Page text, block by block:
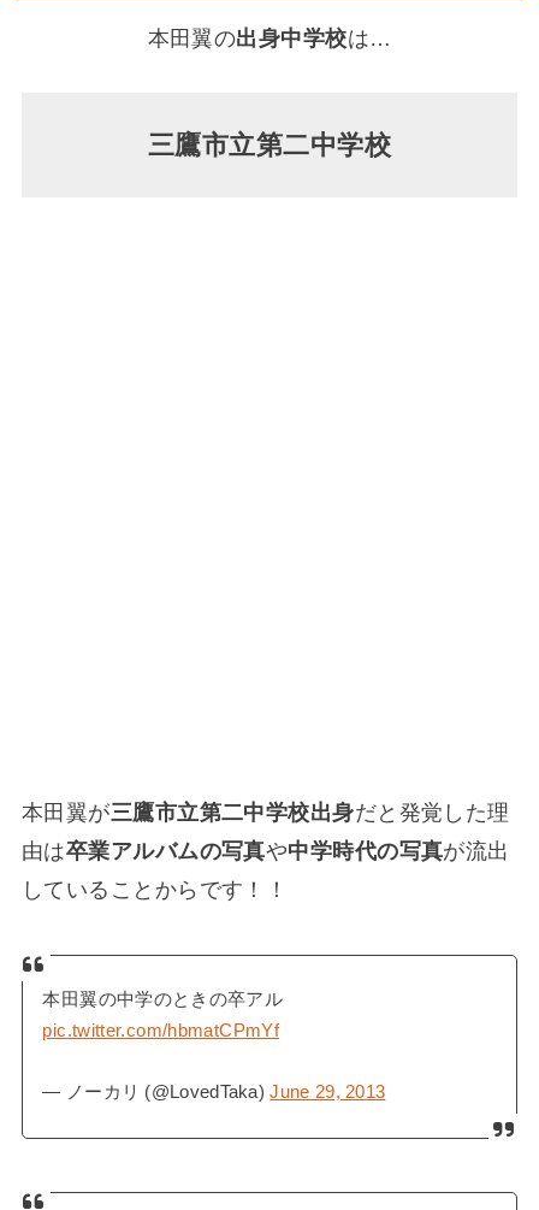
本田翼の出身中学校は…
三鷹市立第二中学校
本田翼が三鷹市立第二中学校出身だと発覚した理
由は卒業アルバムの写真や中学時代の写真が流出
していることからです！！
本田翼の中学のときの卒アル
pic.twitter.com/hbmatCPmYf
— ノーカリ (@LovedTaka)June 29, 2013